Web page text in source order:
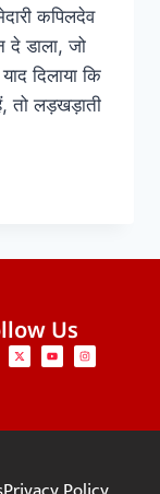
कपिलदेव
दे डाला, जो
दिलाया कि
तो लड़खड़ाती
Us